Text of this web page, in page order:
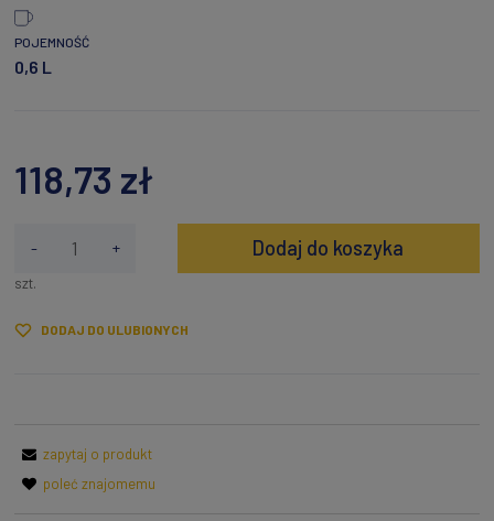
POJEMNOŚĆ
0,6 L
118,73 zł
- +
szt.
Dodaj do koszyka
DODAJ DO ULUBIONYCH
zapytaj o produkt
poleć znajomemu